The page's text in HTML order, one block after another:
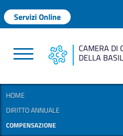
Menu profilo utente
Servizi Online
CAMERA DI
DELLA
HOME
DIRITTO ANNUALE
COMPENSAZIONE